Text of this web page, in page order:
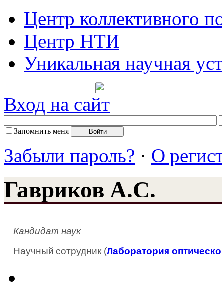
Центр коллективного
Центр НТИ
Уникальная научная
Вход на сайт
Запомнить меня
Забыли пароль? · О
Гавриков А.С.
Кандидат наук
Научный сотрудник (Лаборатория